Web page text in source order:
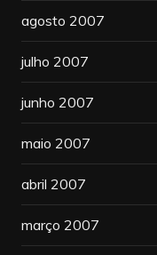
agosto 2007
julho 2007
junho 2007
maio 2007
abril 2007
março 2007